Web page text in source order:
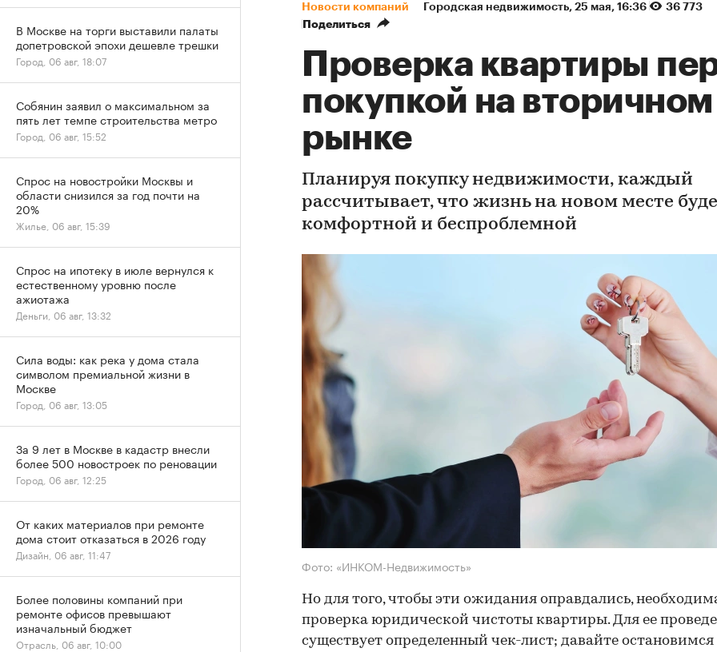
Новости компаний Городская недвижимость⁠, 25 мая, 16:36
36 773
Поделиться
Проверка квартиры
покупкой на вторичном
рынке
Планируя покупку недвижимости, каждый
рассчитывает, что жизнь на новом месте
комфортной и беспроблемной
Фото: «ИНКОМ-Недвижимость»
Но для того, чтобы эти ожидания оправдались,
проверка юридической чистоты квартиры. Для ее
существует определенный чек-лист; давайте остановимся
В Москве на торги выставили палаты
допетровской эпохи дешевле трешки
Город, 06 авг, 18:07
Собянин заявил о максимальном за
пять лет темпе строительства метро
Город, 06 авг, 15:52
Спрос на новостройки Москвы и
области снизился за год почти на
20%
Жилье, 06 авг, 15:39
Спрос на ипотеку в июле вернулся к
естественному уровню после
ажиотажа
Деньги, 06 авг, 13:32
Сила воды: как река у дома стала
символом премиальной жизни в
Москве
Город, 06 авг, 13:05
За 9 лет в Москве в кадастр внесли
более 500 новостроек по реновации
Город, 06 авг, 12:25
От каких материалов при ремонте
дома стоит отказаться в 2026 году
Дизайн, 06 авг, 11:47
Более половины компаний при
ремонте офисов превышают
изначальный бюджет
Отрасль, 06 авг, 10:00